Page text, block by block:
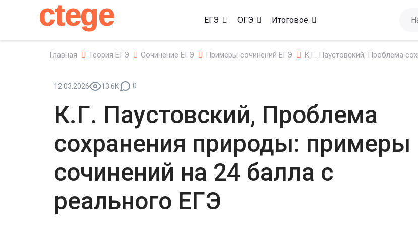
ctege ЕГЭ ОГЭ Итоговое
Главная Теория ЕГЭ Сочинение ЕГЭ Примеры сочинений ЕГЭ К.Г. Паустовский, Проблема
12.03.2026 13.6K 0
К.Г. Паустовский, Проблема
сохранения природы: примеры
сочинений на 24 балла с
реального ЕГЭ